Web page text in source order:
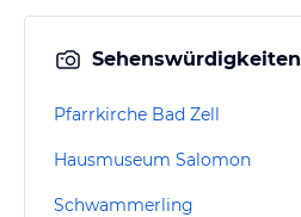
Sehenswürdigkeiten
Pfarrkirche Bad Zell
Hausmuseum Salomon
Schwammerling